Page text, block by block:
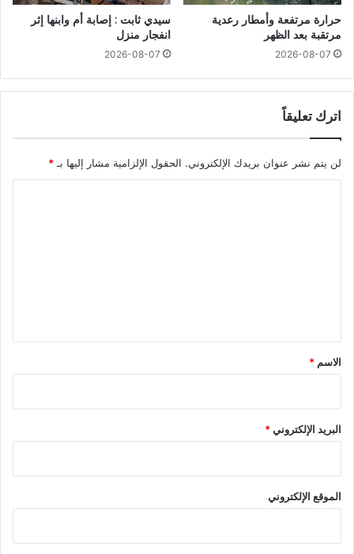
حرارة مرتفعة وأمطار رعدية
مرتقبة بعد الظهر
2026-08-07
سيدي ثابت : إصابة أم وابنها إثر
انفجار منزل
2026-08-07
اترك تعليقاً
لن يتم نشر عنوان بريدك الإلكتروني. الحقول الإلزامية مشار إليها بـ *
*
الاسم *
البريد الإلكتروني*
الموقع الإلكتروني